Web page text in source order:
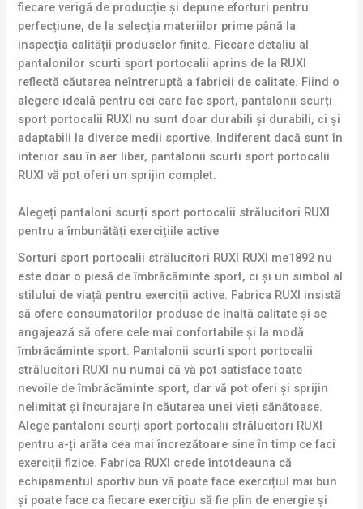
fiecare verigă de producție și depune eforturi pentru
perfecțiune, de la selecția materiilor prime până la
inspecția calității produselor finite. Fiecare detaliu al
pantalonilor scurti sport portocalii aprins de la RUXI
reflectă căutarea neîntreruptă a fabricii de calitate. Fiind o
alegere ideală pentru cei care fac sport, pantalonii scurți
sport portocalii RUXI nu sunt doar durabili și durabili, ci și
adaptabili la diverse medii sportive. Indiferent dacă sunt în
interior sau în aer liber, pantalonii scurti sport portocalii
RUXI vă pot oferi un sprijin complet.
Alegeți pantaloni scurți sport portocalii strălucitori RUXI
pentru a îmbunătăți exercițiile active
Sorturi sport portocalii strălucitori RUXI RUXI me1892 nu
este doar o piesă de îmbrăcăminte sport, ci și un simbol al
stilului de viață pentru exerciții active. Fabrica RUXI insistă
să ofere consumatorilor produse de înaltă calitate și se
angajează să ofere cele mai confortabile și la modă
îmbrăcăminte sport. Pantalonii scurti sport portocalii
strălucitori RUXI nu numai că vă pot satisface toate
nevoile de îmbrăcăminte sport, dar vă pot oferi și sprijin
nelimitat și încurajare în căutarea unei vieți sănătoase.
Alege pantaloni scurți sport portocalii strălucitori RUXI
pentru a-ți arăta cea mai încrezătoare sine în timp ce faci
exerciții fizice. Fabrica RUXI crede întotdeauna că
echipamentul sportiv bun vă poate face exercițiul mai bun
și poate face ca fiecare exercițiu să fie plin de energie și